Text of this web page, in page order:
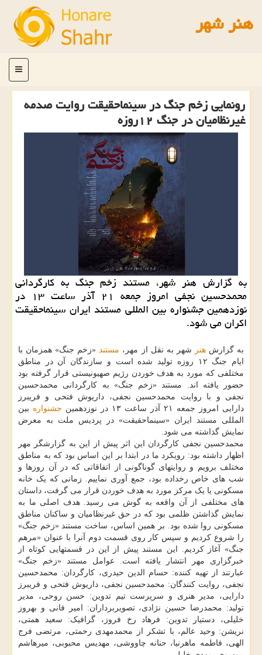
هنر شهر
منو
رونمایی زخم جنگ در سینماحقیقت روایت صدمه
غیرنظامیان در جنگ ۱۲روزه
به گزارش هنر شهر، مستند زخم جنگ به کارگردانی
محمدحسین نجفی امروز جمعه ۲۱ آذر ساعت ۱۳ در
نوزدهمین جشنواره بین المللی مستند ایران سینماحقیقت
اکران می شود.
به گزارشهنر شهر به نقل از مهر، مستند«زخم جنگ» همزمان با
ایام جنگ ۱۲ روزه تولید شده است و سازندگان آن در مناطق
مختلفی که مورد به هدف خوردن رژیم صهیونیستی قرار گرفته بود
حضور یافته اند. مستند «زخم جنگ» به کارگردانی محمدحسین
نجفی و با روایت محمدحسین نجفی، داریوش فتحی و فریبرز
دارایی امروز جمعه ۲۱ آذر ساعت ۱۳ در نوزدهمین
جشنواره بین
المللی مستند ایران «سینماحقیقت» در پردیس ملت به معرض
نمایش گذاشته می شود.
محمدحسین نجفی کارگردان این اثر پیش از این به گزارشگر مهر
اظهار داشته بود: رویکرد ما در ابتدا بر این اساس بود که به مناطق
مختلف برویم و روایتهای گوناگونی از اتفاقاتی که در آن روزها و
شب های خاص رخداده بود، جمع آوری نماییم. زمانی که یک خانه
مسکونی یا یک مرکز مورد به هدف خوردن قرار می گرفت، داستان
های مختلفی از آن واقعه به گوش می رسید. هدف اصلی ما به
نمایش گذاشتن ظلمی بود که در حق غیرنظامیان و ساکنان مناطق
مسکونی روا شده بود. بر همین اساس، ساخت مستند «زخم جنگ»
را شروع کردیم و سپس کار روی قسمت دوم آنرا با عنوان «مرهم
جنگ» آغاز کردیم. این مستند پیش از این در قسمتهایی کوتاه از
خبرگزاری مهر انتشار یافته است. عوامل مستند «زخم جنگ»
عبارتند از تهیه کننده: حسام الدین حیدری، کارگردان: محمدحسین
نجفی، روایت کنندگان: محمدحسین نجفی، داریوش فتحی و فریبرز
دارایی، مدیر هنری و سرپرست تیم تدوین: حسن روحی، مدیر
تولید: محمدرضا حسین نژادی، تصویربرداران: امیر فانی و بهروز
خلیلی، دستیار تدوین: فرهاد رخ فروز، گرافیک: سعید همتی،
نریشن: وحید عالم، با تشکر از محمدمهدی رحمتی، مرتضی فرج
الهی، فاطمه ماهرنیا، حنانه چاووشی، مهدیس محبوبی، میرهاشم